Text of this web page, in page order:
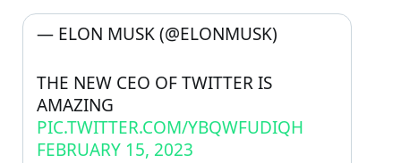
THE NEW CEO OF TWITTER IS
PIC.TWITTER.COM/YBQWFUDIQH
— ELON MUSK (@ELONMUSK)
FEBRUARY 15, 2023